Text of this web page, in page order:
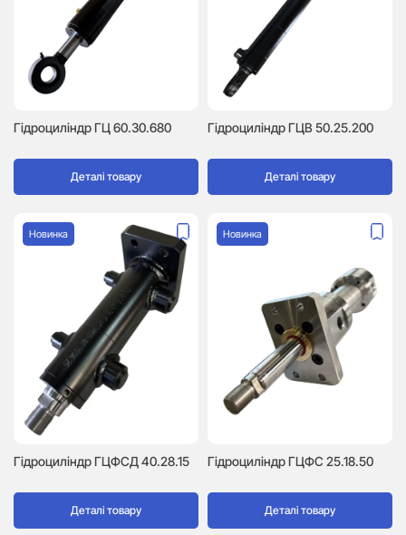
Гідроциліндр ГЦ 60.30.680
Деталі товару
Гідроциліндр ГЦВ 50.25.200
Деталі товару
Гідроциліндр ГЦФСД 40.28.15
Деталі товару
Новинка
Гідроциліндр ГЦФС 25.18.50
Деталі товару
Новинка